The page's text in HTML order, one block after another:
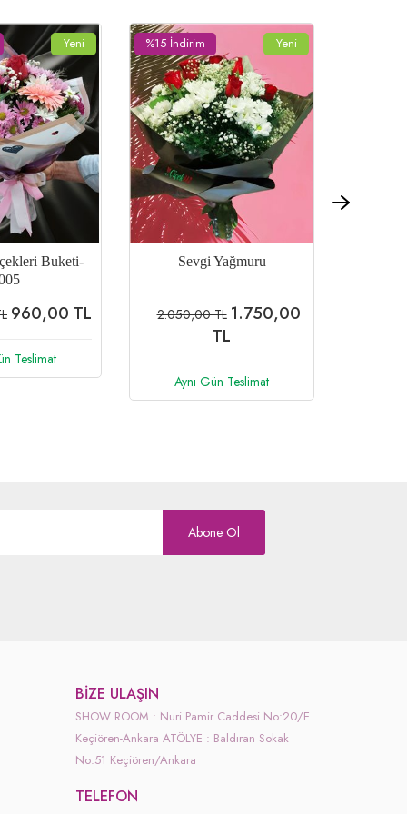
Yeni
1.750,00
Teslimat
%26 İndirim Yeni
Mevsim Çiçekleri Buketi
1.300,00 TL 960,00
TL
Aynı Gün Teslimat
Abone Ol
BIZE ULAŞIN
SHOW ROOM : Nuri Pamir Caddesi No:20/E
Keçiören-Ankara ATÖLYE : Baldıran Sokak
No:51 Keçiören/Ankara
TELEFON